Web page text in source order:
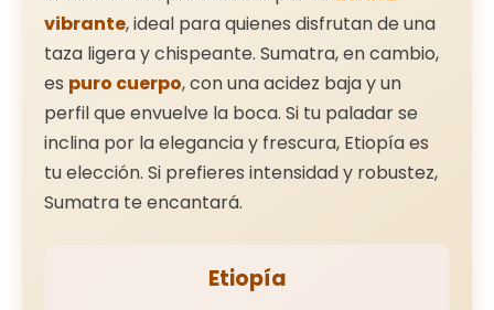
vibrante, ideal para quienes disfrutan de una
taza ligera y chispeante. Sumatra, en cambio,
es puro cuerpo, con una acidez baja y un
perfil que envuelve la boca. Si tu paladar se
inclina por la elegancia y frescura, Etiopía es
tu elección. Si prefieres intensidad y robustez,
Sumatra te encantará.
Etiopía